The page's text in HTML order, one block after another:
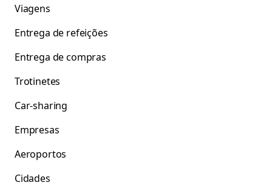
Viagens
Entrega de refeições
Entrega de compras
Trotinetes
Car-sharing
Empresas
Aeroportos
Cidades